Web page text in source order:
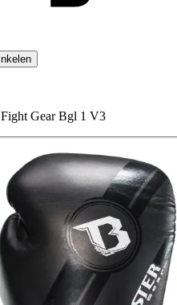
Gear Bgl 1 V3